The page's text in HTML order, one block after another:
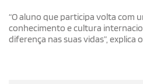
“O aluno que participa volta com
conhecimento e cultura
diferença nas suas vidas”, explica